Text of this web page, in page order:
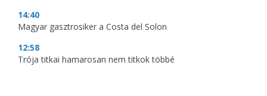
14:40
Magyar gasztrosiker a Costa del Solon
12:58
Trója titkai hamarosan nem titkok többé